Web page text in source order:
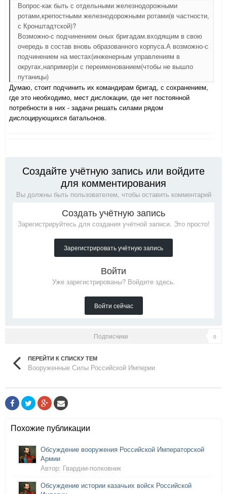
Вопрос-как быть с отдельными железнодорожными
ротами,крепостными железнодорожными ротами(в частности,
с Кронштадтской)?
Возможно-с подчинением оных бригадам.входящим в свою
очередь в состав вновь образованного корпуса.А возможно-с
подчинением на местах(инженерным управлениям в
округах,например)и с переименованием(чтобы не вышло
путаницы)
Думаю, стоит подчинить их командирам бригад, с сохранением,
где это необходимо, мест дислокации, где нет постоянной
потребности в них - задачи решать силами рядом
дислоцирующихся батальонов.
Создайте учётную запись или войдите
для комментирования
Вы должны быть пользователем, чтобы оставить комментарий
Создать учётную запись
Зарегистрируйтесь для создания учётной записи. Это просто!
Зарегистрировать учётную запись
Войти
Уже зарегистрированы? Войдите здесь.
Войти сейчас
Подписчики 0
ПЕРЕЙТИ К СПИСКУ ТЕМ
Вооруженные Силы Российской Империи
Похожие публикации
Обсуждение вооружения Российской Императорской
Армии
Автор: Гвардии-полковник
Обсуждение истории казачьих войск Российской